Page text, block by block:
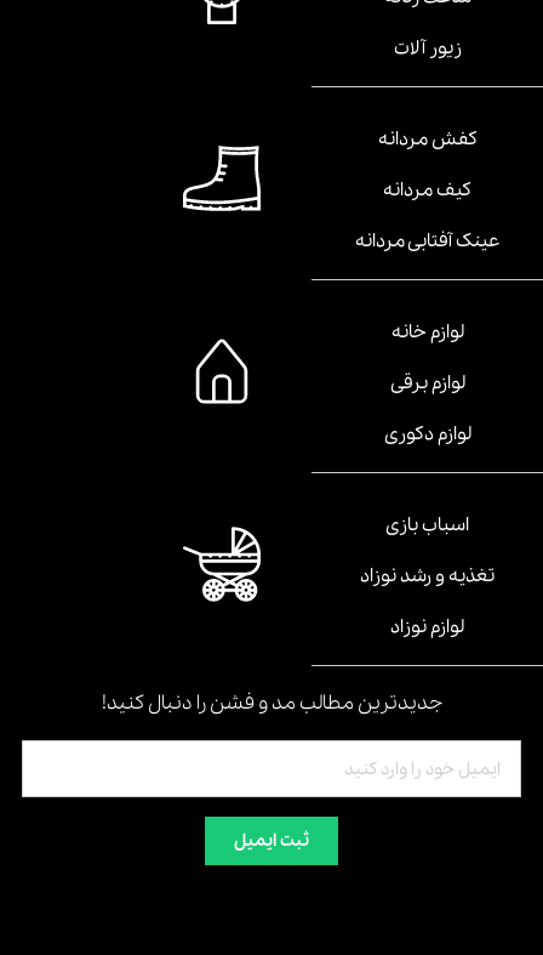
زیور آلات
کفش مردانه
کیف مردانه
عینک آفتابی مردانه
لوازم خانه
لوازم برقی
لوازم دکوری
اسباب بازی
تغذیه و رشد نوزاد
لوازم نوزاد
جدیدترین مطالب مد و فشن را دنبال کنید!
ثبت ایمیل